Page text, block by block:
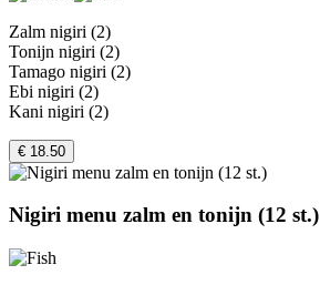
Zalm nigiri (2)
Tonijn nigiri (2)
Tamago nigiri (2)
Ebi nigiri (2)
Kani nigiri (2)
€ 18.50
Nigiri menu zalm en tonijn (12 st.)